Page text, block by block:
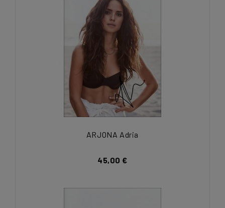
ARJONA Adria
45,00 €